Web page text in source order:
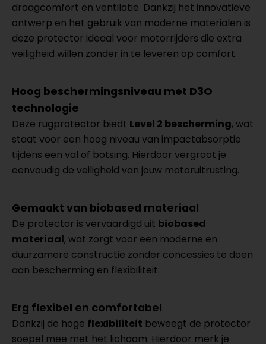
draagcomfort en ventilatie. Dankzij het innovatieve
ontwerp en het gebruik van moderne materialen is
deze protector ideaal voor motorrijders die extra
veiligheid willen zonder in te leveren op comfort.
Hoog beschermingsniveau met D3O
technologie
Deze rugprotector biedt Level 2 bescherming, wat
staat voor een hoog niveau van impactabsorptie
tijdens een val of botsing. Hierdoor vergroot je
eenvoudig de veiligheid van jouw motoruitrusting.
Gemaakt van biobased materiaal
De protector is vervaardigd uit biobased
materiaal, wat zorgt voor een moderne en
duurzamere constructie zonder concessies te doen
aan bescherming en flexibiliteit.
Erg flexibel en comfortabel
Dankzij de hoge flexibiliteit beweegt de protector
soepel mee met het lichaam. Hierdoor merk je